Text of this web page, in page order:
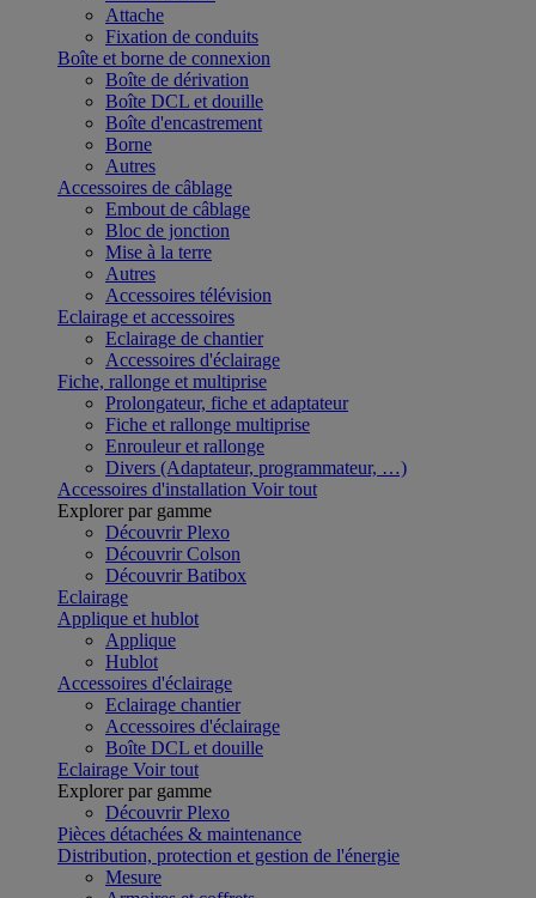
Attache
Fixation de conduits
Boîte et borne de connexion
Boîte de dérivation
Boîte DCL et douille
Boîte d'encastrement
Borne
Autres
Accessoires de câblage
Embout de câblage
Bloc de jonction
Mise à la terre
Autres
Accessoires télévision
Eclairage et accessoires
Eclairage de chantier
Accessoires d'éclairage
Fiche, rallonge et multiprise
Prolongateur, fiche et adaptateur
Fiche et rallonge multiprise
Enrouleur et rallonge
Divers (Adaptateur, programmateur, …)
Accessoires d'installation Voir tout
Explorer par gamme
Découvrir Plexo
Découvrir Colson
Découvrir Batibox
Eclairage
Applique et hublot
Applique
Hublot
Accessoires d'éclairage
Eclairage chantier
Accessoires d'éclairage
Boîte DCL et douille
Eclairage Voir tout
Explorer par gamme
Découvrir Plexo
Pièces détachées & maintenance
Distribution, protection et gestion de l'énergie
Mesure